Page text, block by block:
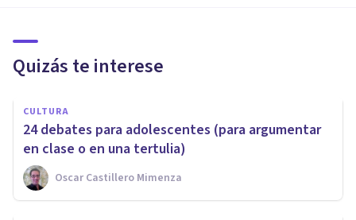
Quizás te interese
CULTURA
24 debates para adolescentes (para argumentar
en clase o en una tertulia)
Oscar Castillero Mimenza